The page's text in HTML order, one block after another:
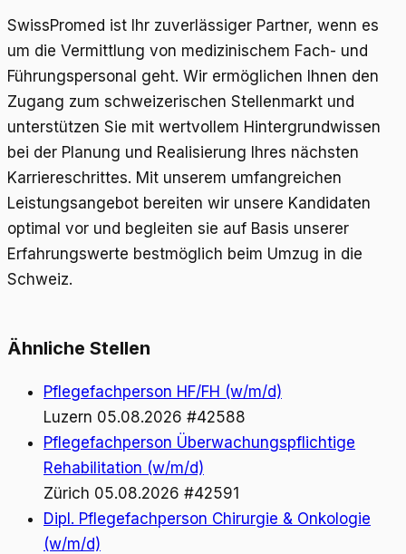
SwissPromed ist Ihr zuverlässiger Partner, wenn es
um die Vermittlung von medizinischem Fach- und
Führungspersonal geht. Wir ermöglichen Ihnen den
Zugang zum schweizerischen Stellenmarkt und
unterstützen Sie mit wertvollem Hintergrundwissen
bei der Planung und Realisierung Ihres nächsten
Karriereschrittes. Mit unserem umfangreichen
Leistungsangebot bereiten wir unsere Kandidaten
optimal vor und begleiten sie auf Basis unserer
Erfahrungswerte bestmöglich beim Umzug in die
Schweiz.
Ähnliche Stellen
Pflegefachperson HF/FH (w/m/d)
Luzern 05.08.2026 #42588
Pflegefachperson Überwachungspflichtige
Rehabilitation (w/m/d)
Zürich 05.08.2026 #42591
Dipl. Pflegefachperson Chirurgie & Onkologie
(w/m/d)